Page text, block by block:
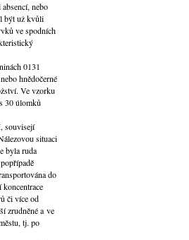
nebo
být už kvůli
ve spodních
0131
hnědočerné
Ve vzorku
30 úlomků
souvisejí
situaci
byla ruda
do
či více od
zrudněné a ve
tj. po